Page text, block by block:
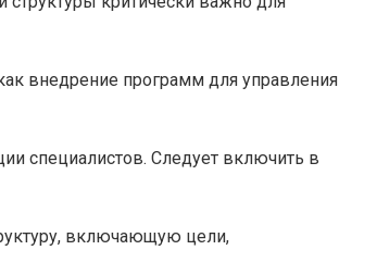
внедрение программ для управления
специалистов. Следует включить в
включающую цели,